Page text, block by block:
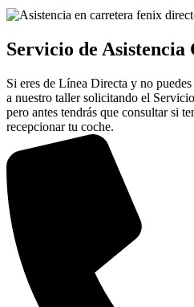
Servicio de
Si eres de Línea Directa y no
a nuestro taller solicitando el
pero antes tendrás que consultar si
recepcionar tu coche.